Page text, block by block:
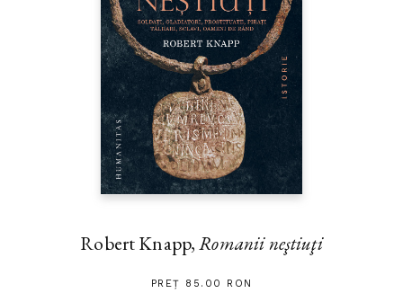
Robert Knapp,Romanii neştiuţi
PREȚ 85.00 RON